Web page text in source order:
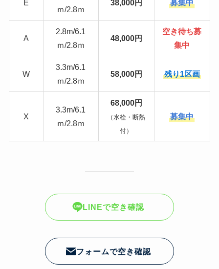
E
ｍ/2.8ｍ
38,000円 募集中
A
2.8m/6.1
ｍ/2.8ｍ
48,000円
空き待ち募
集中
W
3.3m/6.1
ｍ/2.8ｍ
58,000円 残り1区画
X
3.3m/6.1
ｍ/2.8ｍ
68,000円
（水栓・断熱
付）
募集中
LINEで空き確認
フォームで空き確認